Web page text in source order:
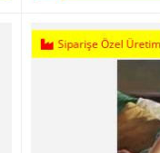
Siparişe Özel Üretim